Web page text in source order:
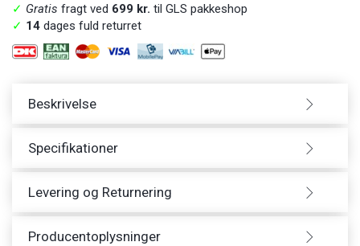
✓ Gratis fragt ved 699 kr. til GLS pakkeshop
✓ 14 dages fuld returret
Beskrivelse
Specifikationer
Levering og Returnering
Producentoplysninger